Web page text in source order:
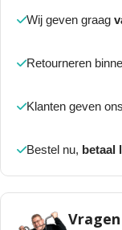
Wij geven graag
Retourneren
Klanten geven
Bestel nu, betaal